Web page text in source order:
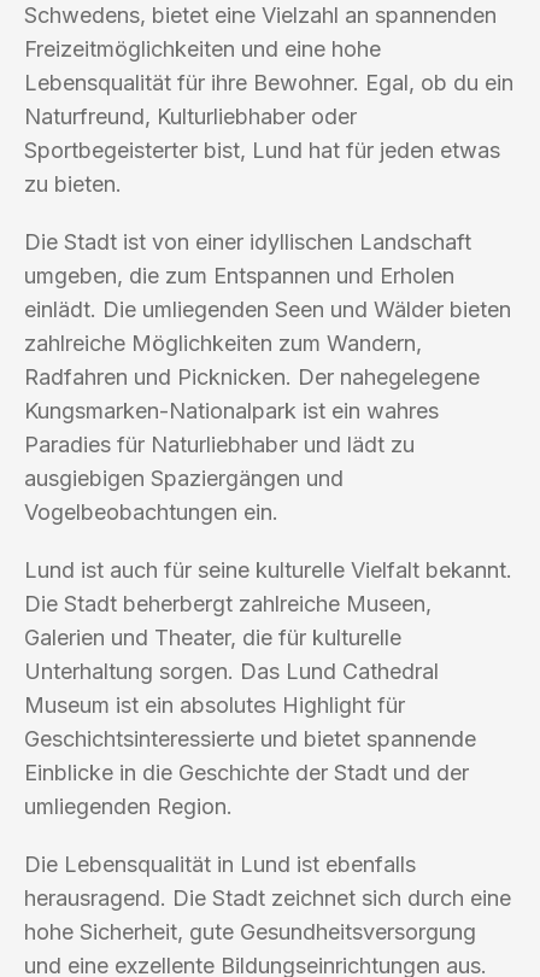
Schwedens, bietet eine Vielzahl an spannenden
Freizeitmöglichkeiten und eine hohe
Lebensqualität für ihre Bewohner. Egal, ob du ein
Naturfreund, Kulturliebhaber oder
Sportbegeisterter bist, Lund hat für jeden etwas
zu bieten.
Die Stadt ist von einer idyllischen Landschaft
umgeben, die zum Entspannen und Erholen
einlädt. Die umliegenden Seen und Wälder bieten
zahlreiche Möglichkeiten zum Wandern,
Radfahren und Picknicken. Der nahegelegene
Kungsmarken-Nationalpark ist ein wahres
Paradies für Naturliebhaber und lädt zu
ausgiebigen Spaziergängen und
Vogelbeobachtungen ein.
Lund ist auch für seine kulturelle Vielfalt bekannt.
Die Stadt beherbergt zahlreiche Museen,
Galerien und Theater, die für kulturelle
Unterhaltung sorgen. Das Lund Cathedral
Museum ist ein absolutes Highlight für
Geschichtsinteressierte und bietet spannende
Einblicke in die Geschichte der Stadt und der
umliegenden Region.
Die Lebensqualität in Lund ist ebenfalls
herausragend. Die Stadt zeichnet sich durch eine
hohe Sicherheit, gute Gesundheitsversorgung
und eine exzellente Bildungseinrichtungen aus.